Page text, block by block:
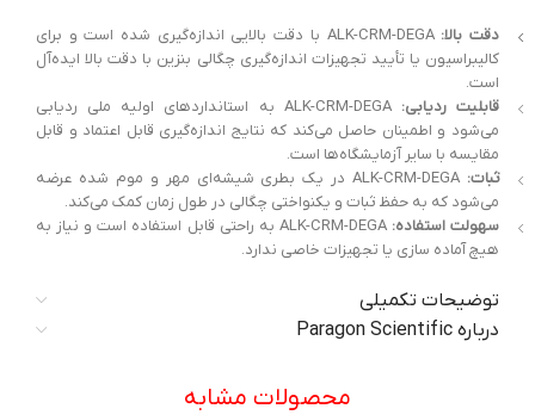
دقت بالا:
ALK-CRM-DEGA با دقت بالایی اندازه‌گیری شده است و برای
کالیبراسیون یا تأیید تجهیزات اندازه‌گیری چگالی بنزین با دقت بالا ایده‌آل
است.
قابلیت ردیابی:
ALK-CRM-DEGA به استانداردهای اولیه ملی ردیابی
می‌شود و اطمینان حاصل می‌کند که نتایج اندازه‌گیری قابل اعتماد و قابل
مقایسه با سایر آزمایشگاه‌ها است.
ثبات:
ALK-CRM-DEGA در یک بطری شیشه‌ای مهر و موم شده عرضه
می‌شود که به حفظ ثبات و یکنواختی چگالی در طول زمان کمک می‌کند.
سهولت استفاده:
ALK-CRM-DEGA به راحتی قابل استفاده است و نیاز به
هیچ آماده سازی یا تجهیزات خاصی ندارد.
توضیحات تکمیلی
درباره Paragon Scientific
محصولات مشابه